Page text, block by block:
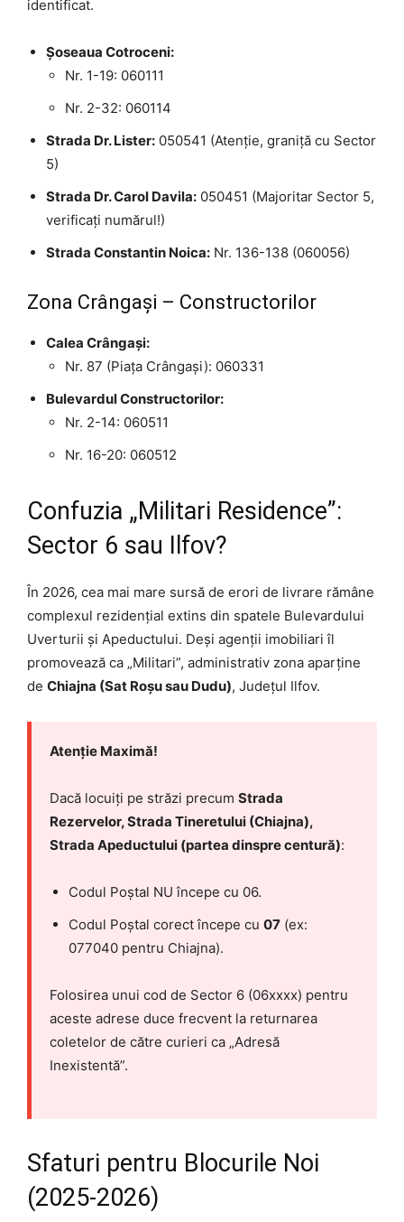
identificat.
Șoseaua Cotroceni:
Nr. 1-19: 060111
Nr. 2-32: 060114
Strada Dr. Lister: 050541 (Atenție, graniță cu Sector
5)
Strada Dr. Carol Davila: 050451 (Majoritar Sector 5,
verificați numărul!)
Strada Constantin Noica: Nr. 136-138 (060056)
Zona Crângași – Constructorilor
Calea Crângași:
Nr. 87 (Piața Crângași): 060331
Bulevardul Constructorilor:
Nr. 2-14: 060511
Nr. 16-20: 060512
Confuzia „Militari Residence”:
Sector 6 sau Ilfov?
În 2026, cea mai mare sursă de erori de livrare rămâne
complexul rezidențial extins din spatele Bulevardului
Uverturii și Apeductului. Deși agenții imobiliari îl
promovează ca „Militari”, administrativ zona aparține
de Chiajna (Sat Roșu sau Dudu), Județul Ilfov.
Atenție Maximă!
Dacă locuiți pe străzi precum Strada
Rezervelor, Strada Tineretului (Chiajna),
Strada Apeductului (partea dinspre centură):
Codul Poștal NU începe cu 06.
Codul Poștal corect începe cu 07 (ex:
077040 pentru Chiajna).
Folosirea unui cod de Sector 6 (06xxxx) pentru
aceste adrese duce frecvent la returnarea
coletelor de către curieri ca „Adresă
Inexistentă”.
Sfaturi pentru Blocurile Noi
(2025-2026)